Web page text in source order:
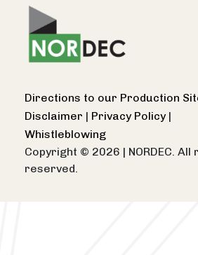
Directions to our Production
Disclaimer | Privacy Policy |
Whistleblowing
Copyright © 2026 | NORDEC.
reserved.